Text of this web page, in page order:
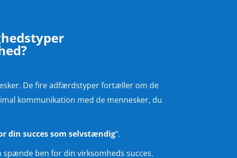
De fire adfærdstyper fortæller om de
kommunikation med de mennesker, du
din succes som selvstændig“.
ben for din virksomheds succes.